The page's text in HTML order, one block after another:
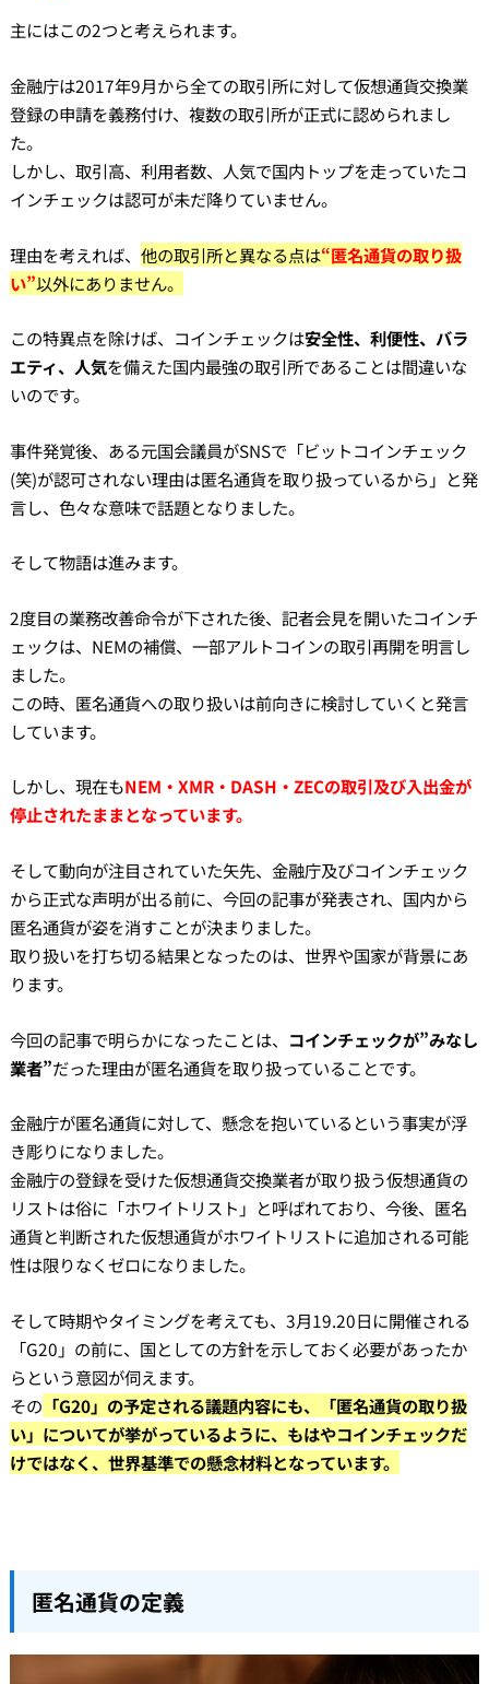
主にはこの2つと考えられます。
金融庁は2017年9月から全ての取引所に対して仮想通貨交換業
登録の申請を義務付け、複数の取引所が正式に認められまし
た。
しかし、取引高、利用者数、人気で国内トップを走っていたコ
インチェックは認可が未だ降りていません。
理由を考えれば、 他の取引所と異なる点は“匿名通貨の取り扱
い”以外にありません。
この特異点を除けば、コインチェックは安全性、利便性、バラ
エティ、人気を備えた国内最強の取引所であることは間違いな
いのです。
事件発覚後、ある元国会議員がSNSで「ビットコインチェック
(笑)が認可されない理由は匿名通貨を取り扱っているから」と発
言し、色々な意味で話題となりました。
そして物語は進みます。
2度目の業務改善命令が下された後、記者会見を開いたコインチ
ェックは、NEMの補償、一部アルトコインの取引再開を明言し
ました。
この時、匿名通貨への取り扱いは前向きに検討していくと発言
しています。
しかし、現在もNEM・XMR・DASH・ZECの取引及び入出金が
停止されたままとなっています。
そして動向が注目されていた矢先、金融庁及びコインチェック
から正式な声明が出る前に、今回の記事が発表され、国内から
匿名通貨が姿を消すことが決まりました。
取り扱いを打ち切る結果となったのは、世界や国家が背景にあ
ります。
今回の記事で明らかになったことは、 コインチェックが”みなし
業者”だった理由が匿名通貨を取り扱っていることです。
金融庁が匿名通貨に対して、懸念を抱いているという事実が浮
き彫りになりました。
金融庁の登録を受けた仮想通貨交換業者が取り扱う仮想通貨の
リストは俗に「ホワイトリスト」と呼ばれており、今後、匿名
通貨と判断された仮想通貨がホワイトリストに追加される可能
性は限りなくゼロになりました。
そして時期やタイミングを考えても、3月19.20日に開催される
「G20」の前に、国としての方針を示しておく必要があったか
らという意図が伺えます。
その 「G20」の予定される議題内容にも、「匿名通貨の取り扱
い」についてが挙がっているように、もはやコインチェックだ
けではなく、世界基準での懸念材料となっています。
匿名通貨の定義